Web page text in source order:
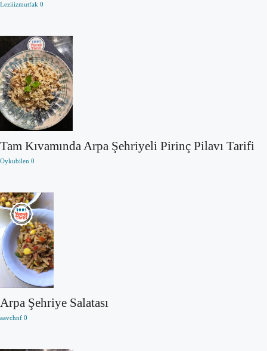
Leziiizmutfak 0
Tam Kıvamında Arpa Şehriyeli Pirinç Pilavı Tarifi
Oykubilen 0
Arpa Şehriye Salatası
aavchnf 0